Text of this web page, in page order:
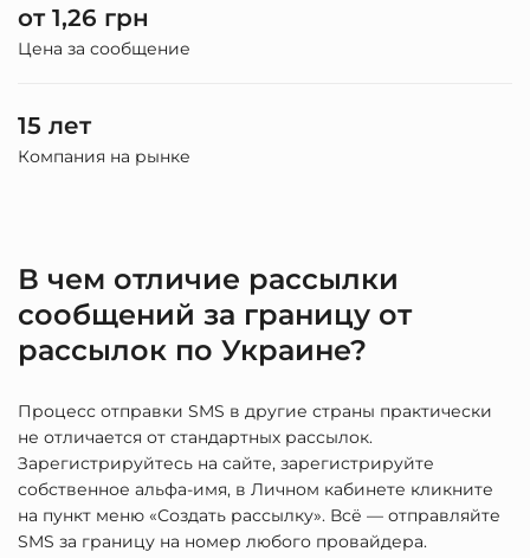
от 1,26 грн
Цена за сообщение
15 лет
Компания на рынке
В чем отличие рассылки
сообщений за границу от
рассылок по Украине?
Процесс отправки SMS в другие страны практически
не отличается от стандартных рассылок.
Зарегистрируйтесь на сайте, зарегистрируйте
собственное альфа-имя, в Личном кабинете кликните
на пункт меню «Создать рассылку». Всё — отправляйте
SMS за границу на номер любого провайдера.